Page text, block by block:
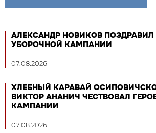
АЛЕКСАНДР НОВИКОВ ПОЗДРАВИЛ
УБОРОЧНОЙ КАМПАНИИ
07.08.2026
ХЛЕБНЫЙ КАРАВАЙ
ВИКТОР АНАНИЧ ЧЕСТВОВАЛ
КАМПАНИИ
07.08.2026